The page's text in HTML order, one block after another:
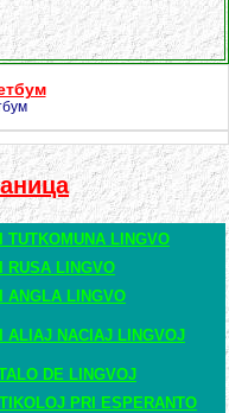
TUTKOMUNA LINGVO
RUSA LINGVO
ANGLA LINGVO
ALIAJ NACIAJ LINGVOJ
DE LINGVOJ
PRI ESPERANTO